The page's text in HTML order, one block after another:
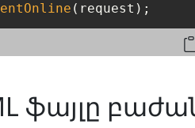
ֆայլը